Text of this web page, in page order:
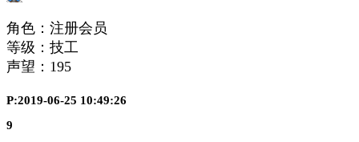
角色：注册会员
等级：技工
声望： 195
P:2019-06-25 10:49:26
9